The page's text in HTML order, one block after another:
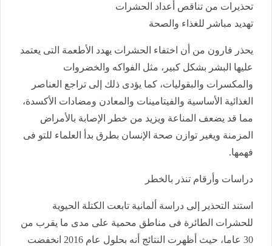
تحذيرات من تناقص أعداد الحشرات
تهديد مباشر للغذاء والصحة
يحذر فارون من أن اختفاء الحشرات يهدد الأطعمة التى يعتمد
عليها البشر بشكل كبير، مثل الفواكه والخضروات
والمكسرات والبقوليات، كما يؤدى ذلك إلى تراجع العناصر
الغذائية الأساسية والفيتامينات والمعادن ومضادات الأكسدة،
مما قد يضعف المناعة ويزيد من خطر الإصابة بالأمراض
المزمنة ويغير توازن صحة الإنسان بطرق بدأ العلماء للتو فى
فهمها.
دراسات وأرقام تنذر بالخطر
استند التحذير إلى دراسة ألمانية تابعت الكتلة الحيوية
للحشرات الطائرة فى مناطق محمية على مدى ما يقرب من
30 عاما، حيث أظهرت النتائج أنه بحلول عام 2016 انخفضت